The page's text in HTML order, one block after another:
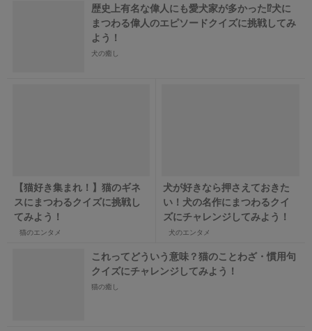
歴史上有名な偉人にも愛犬家が多かった⁉犬に
まつわる偉人のエピソードクイズに挑戦してみ
よう！
犬の癒し
【猫好き集まれ！】猫のギネ
スにまつわるクイズに挑戦し
てみよう！
猫のエンタメ
犬が好きなら押さえておきた
い！犬の名作にまつわるクイ
ズにチャレンジしてみよう！
犬のエンタメ
これってどういう意味？猫のことわざ・慣用句
クイズにチャレンジしてみよう！
猫の癒し